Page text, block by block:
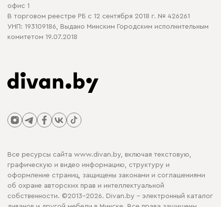
офис 1
В торговом реестре РБ с 12 сентября 2018 г. № 426261
УНП: 193109186, Выдано Минским Городским исполнительным
комитетом 19.07.2018
Все ресурсы сайта www.divan.by, включая текстовую,
графическую и видео информацию, структуру и
оформление страниц, защищены законами и соглашениями
об охране авторских прав и интеллектуальной
собственности. ©2013-2026. Divan.by - электронный каталог